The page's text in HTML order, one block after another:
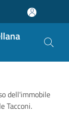
dell'immobile
Tacconi.